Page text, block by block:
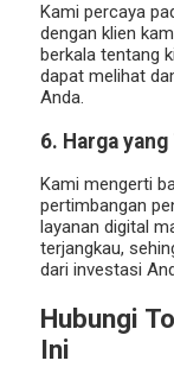
Kami percaya
dengan klien
berkala tentang
dapat melihat
Anda.
6. Harga
Kami mengerti
pertimbangan
layanan digital
terjangkau,
dari investasi
Hubungi
Ini